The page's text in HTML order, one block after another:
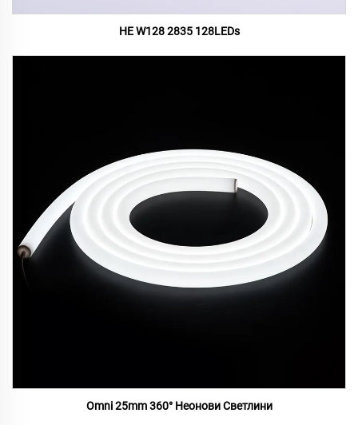
HE W128 2835 128LEDs
Omni 25mm 360° Неонови Светлини